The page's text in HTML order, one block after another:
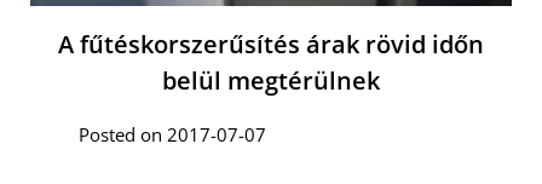
A fűtéskorszerűsítés árak rövid időn
belül megtérülnek
Posted on 2017-07-07